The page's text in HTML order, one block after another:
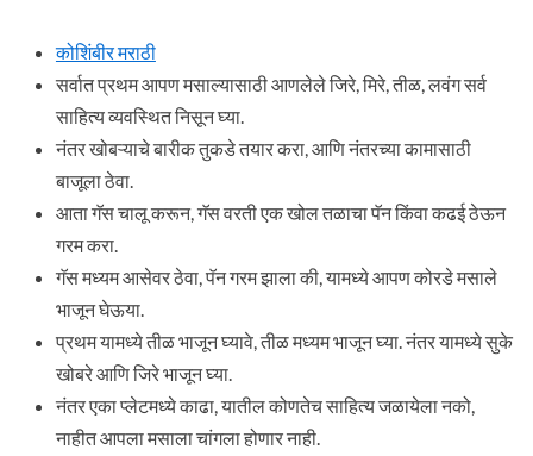
कोशिंबीर मराठी
सर्वात प्रथम आपण मसाल्यासाठी आणलेले जिरे, मिरे, तीळ, लवंग सर्व
साहित्य व्यवस्थित निसून घ्या.
नंतर खोबऱ्याचे बारीक तुकडे तयार करा, आणि नंतरच्या कामासाठी
बाजूला ठेवा.
आता गॅस चालू करून, गॅस वरती एक खोल तळाचा पॅन किंवा कढई ठेऊन
गरम करा.
गॅस मध्यम आसेवर ठेवा, पॅन गरम झाला की, यामध्ये आपण कोरडे मसाले
भाजून घेऊया.
प्रथम यामध्ये तीळ भाजून घ्यावे, तीळ मध्यम भाजून घ्या. नंतर यामध्ये सुके
खोबरे आणि जिरे भाजून घ्या.
नंतर एका प्लेटमध्ये काढा, यातील कोणतेच साहित्य जळायेला नको,
नाहीत आपला मसाला चांगला होणार नाही.